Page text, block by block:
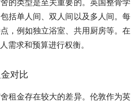
括单人间、双人间以及多人间。每
，例如独立浴室、共用厨房等。在
需求和预算进行权衡。
对比
租金存在较大的差异。伦敦作为英